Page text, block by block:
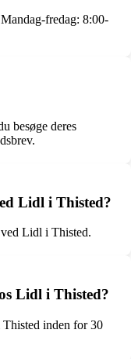
fredag: 8:00-
besøge deres
Lidl i Thisted?
Lidl i Thisted.
Lidl i Thisted?
inden for 30